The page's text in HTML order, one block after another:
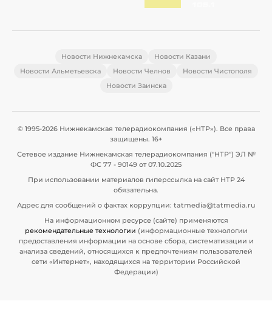
Новости Нижнекамска
Новости Казани
Новости Альметьевска
Новости Челнов
Новости Чистополя
Новости Заинска
© 1995-2026 Нижнекамская телерадиокомпания («НТР»). Все права
защищены. 16+
Сетевое издание Нижнекамская телерадиокомпания ("НТР") ЭЛ №
ФС 77 - 90149 от 07.10.2025
При использовании материалов гиперссылка на сайт НТР 24
обязательна.
Адрес для сообщений о фактах коррупции: tatmedia@tatmedia.ru
На информационном ресурсе (сайте) применяются
рекомендательные технологии (информационные технологии
предоставления информации на основе сбора, систематизации и
анализа сведений, относящихся к предпочтениям пользователей
сети «Интернет», находящихся на территории Российской
Федерации)